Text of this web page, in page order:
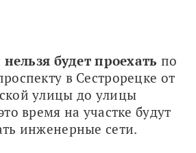
нельзя будет проехать по
в Сестрорецке от
улицы до улицы
время на участке будут
инженерные сети.